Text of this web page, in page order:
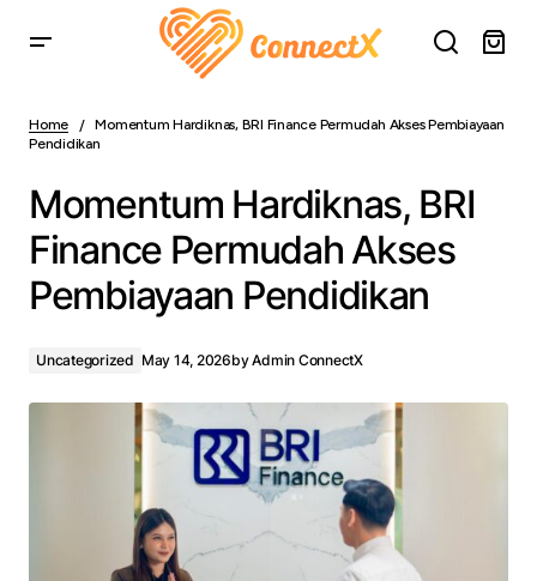
Pembiayaan Pendidikan
Home
Momentum Hardiknas, BRI Finance Permudah Akses Pembiayaan
Pendidikan
Momentum Hardiknas, BRI
Finance Permudah Akses
Pembiayaan Pendidikan
Uncategorized May 14, 2026byAdmin ConnectX